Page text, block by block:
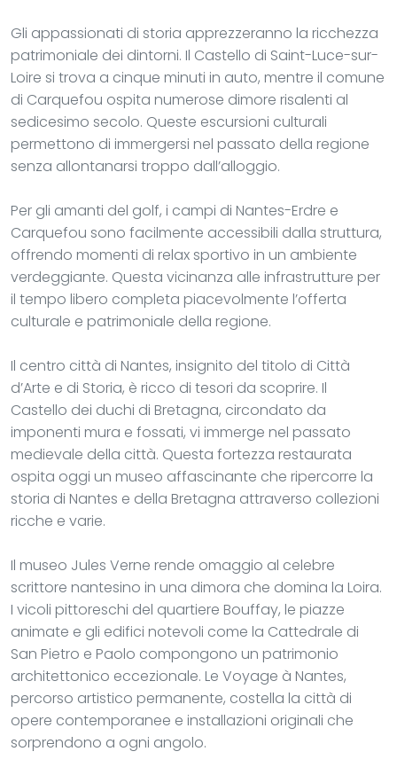
Gli appassionati di storia apprezzeranno la ricchezza
patrimoniale dei dintorni. Il Castello di Saint-Luce-sur-
Loire si trova a cinque minuti in auto, mentre il comune
di Carquefou ospita numerose dimore risalenti al
sedicesimo secolo. Queste escursioni culturali
permettono di immergersi nel passato della regione
senza allontanarsi troppo dall’alloggio.
Per gli amanti del golf, i campi di Nantes-Erdre e
Carquefou sono facilmente accessibili dalla struttura,
offrendo momenti di relax sportivo in un ambiente
verdeggiante. Questa vicinanza alle infrastrutture per
il tempo libero completa piacevolmente l’offerta
culturale e patrimoniale della regione.
Il centro città di Nantes, insignito del titolo di Città
d’Arte e di Storia, è ricco di tesori da scoprire. Il
Castello dei duchi di Bretagna, circondato da
imponenti mura e fossati, vi immerge nel passato
medievale della città. Questa fortezza restaurata
ospita oggi un museo affascinante che ripercorre la
storia di Nantes e della Bretagna attraverso collezioni
ricche e varie.
Il museo Jules Verne rende omaggio al celebre
scrittore nantesino in una dimora che domina la Loira.
I vicoli pittoreschi del quartiere Bouffay, le piazze
animate e gli edifici notevoli come la Cattedrale di
San Pietro e Paolo compongono un patrimonio
architettonico eccezionale. Le Voyage à Nantes,
percorso artistico permanente, costella la città di
opere contemporanee e installazioni originali che
sorprendono a ogni angolo.